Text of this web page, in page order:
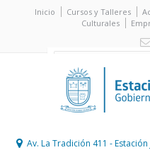
Inicio Cursos y Talleres
Culturales
Av. La Tradición 411 - Estación